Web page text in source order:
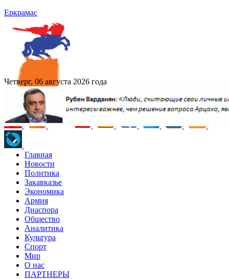
Еркрамас
Четверг, 06 августа 2026 года
Главная
Новости
Политика
Закавказье
Экономика
Армия
Диаспора
Общество
Аналитика
Культура
Спорт
Мир
О нас
ПАРТНЕРЫ